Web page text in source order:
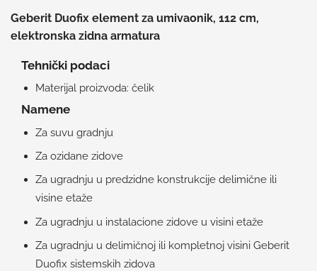
Geberit Duofix element za umivaonik, 112 cm,
elektronska zidna armatura
Tehnički podaci
Materijal proizvoda: čelik
Namene
Za suvu gradnju
Za ozidane zidove
Za ugradnju u predzidne konstrukcije delimične ili
visine etaže
Za ugradnju u instalacione zidove u visini etaže
Za ugradnju u delimičnoj ili kompletnoj visini Geberit
Duofix sistemskih zidova